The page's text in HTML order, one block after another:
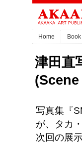
Home
津田直
(Scene
写真集『
が、タカ
次回の展